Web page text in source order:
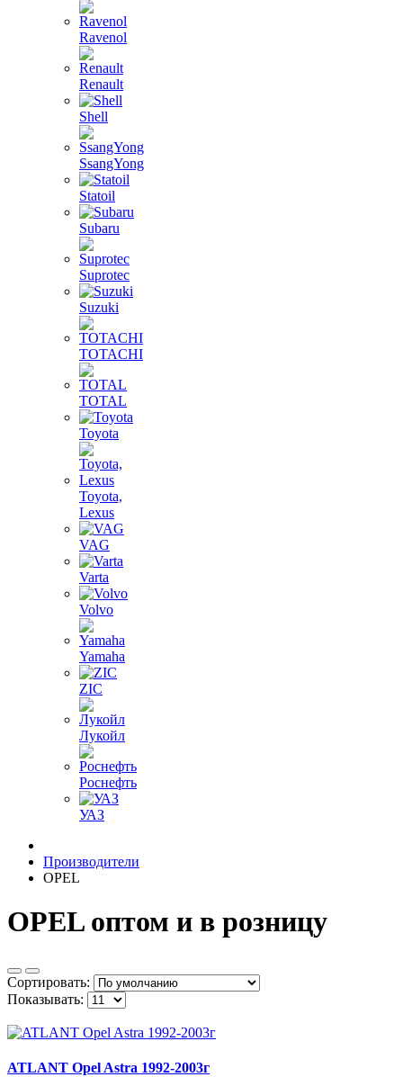
Ravenol
Renault
Shell
SsangYong
Statoil
Subaru
Suprotec
Suzuki
TOTACHI
TOTAL
Toyota
Toyota,
Lexus
VAG
Varta
Volvo
Yamaha
ZIC
Лукойл
Роснефть
УАЗ
Производители
OPEL
OPEL оптом и в розницу
Сортировать:
Показывать:
ATLANT Opel Astra 1992-2003г